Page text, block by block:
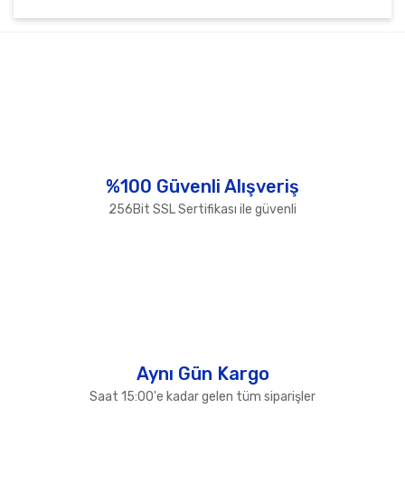
Ürün fiyatı diğer sitelerden daha pahalı.
%100 Güvenli Alışveriş
256Bit SSL Sertifikası ile güvenli
Aynı Gün Kargo
Saat 15:00'e kadar gelen tüm siparişler